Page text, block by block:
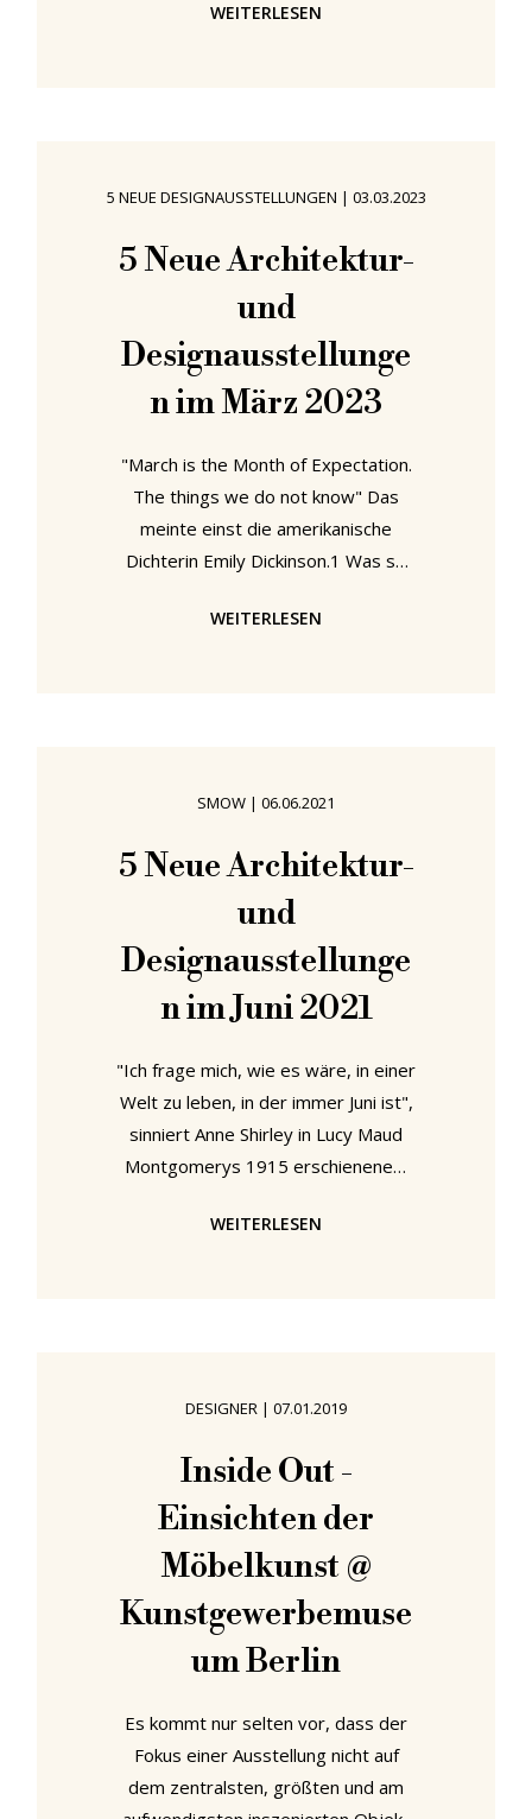
noch eine sehr stereotype,
Kunstgewerbemuseum Berlin in
Zusammenarbeit mit zahlreichen
Museen und Institutionen aus ganz
Osteuropa eine Einführung in die
Architektur und
WEITERLESEN
5 NEUE DESIGNAUSSTELLUNGEN | 03.03.2023
5 Neue Architektur-
und
Designausstellunge
n im März 2023
"March is the Month of Expectation.
The things we do not know" Das
meinte einst die amerikanische
Dichterin Emily Dickinson.1 Was so
Monat der Erwartung. Der
während des Besuchs einer
Architektur- oder
WEITERLESEN
SMOW | 06.06.2021
5 Neue Architektur-
und
Designausstellunge
n im Juni 2021
"Ich frage mich, wie es wäre, in einer
Welt zu leben, in der immer Juni ist",
sinniert Anne Shirley in Lucy Maud
Montgomerys 1915 erschienenem
würdest es bald satthaben",
..." Und genauso geht es uns in
Anbetracht der Fülle neuer
Architektur- und
Designausstellungen, die im Juni
2021 aus dem Boden
WEITERLESEN
DESIGNER | 07.01.2019
Inside Out -
Einsichten der
Möbelkunst @
Kunstgewerbemuse
um Berlin
Es kommt nur selten vor, dass der
Fokus einer Ausstellung nicht auf
dem zentralsten, größten und am